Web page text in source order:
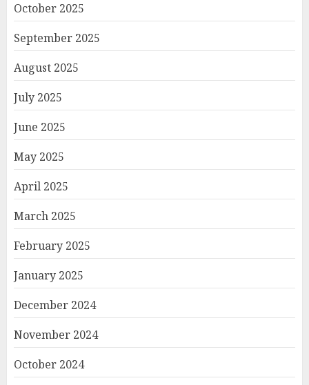
October 2025
September 2025
August 2025
July 2025
June 2025
May 2025
April 2025
March 2025
February 2025
January 2025
December 2024
November 2024
October 2024